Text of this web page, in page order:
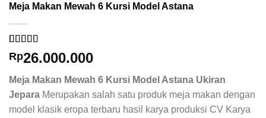
Meja Makan Mewah 6 Kursi Model Astana
Rated5.00
out of 5
1
customer
rating
Rp26.000.000
Meja Makan Mewah 6 Kursi Model Astana Ukiran
Jepara Merupakan salah satu produk meja makan dengan
model klasik eropa terbaru hasil karya produksi CV Karya